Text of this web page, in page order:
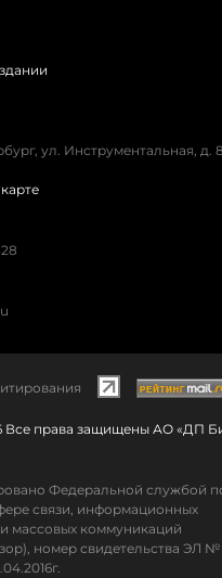
ул. Инструментальная, д.
Все права защищены АО «ДП
Федеральной службой
связи, информационных
массовых коммуникаций
номер свидетельства ЭЛ